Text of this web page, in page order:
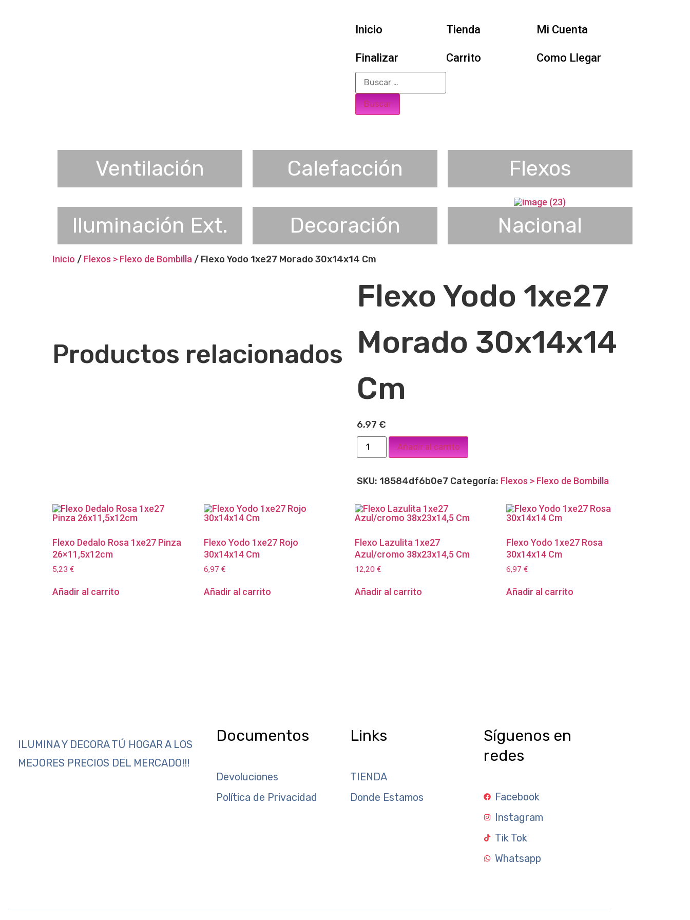
Inicio Tienda Mi Cuenta
Finalizar Carrito Como Llegar
Ventilación Calefacción Flexos
Iluminación Ext. Decoración Nacional
Inicio / Flexos > Flexo de Bombilla / Flexo Yodo 1xe27 Morado 30x14x14 Cm
Flexo Yodo 1xe27
Morado 30x14x14
Cm
6,97 €
Añadir al carrito
SKU: 18584df6b0e7 Categoría: Flexos > Flexo de Bombilla
Productos relacionados
Flexo Dedalo Rosa 1xe27 Pinza
26×11,5x12cm
5,23 €
Añadir al carrito
Flexo Yodo 1xe27 Rojo
30x14x14 Cm
6,97 €
Añadir al carrito
Flexo Lazulita 1xe27
Azul/cromo 38x23x14,5 Cm
12,20€
Añadir al carrito
Flexo Yodo 1xe27 Rosa
30x14x14 Cm
6,97€
Añadir al carrito
ILUMINA Y DECORA TÚ HOGAR A LOS
MEJORES PRECIOS DEL MERCADO!!!
Documentos
Devoluciones
Política de Privacidad
Links
TIENDA
Donde Estamos
Síguenos en
redes
Facebook
Instagram
Tik Tok
Whatsapp